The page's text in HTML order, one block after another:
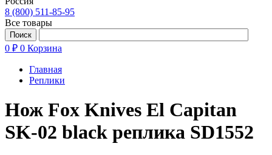
8 (800) 511-85-95
Все товары
0 ₽ 0 Корзина
Главная
Реплики
Нож Fox Knives El Capitan
SK-02 black реплика SD1552